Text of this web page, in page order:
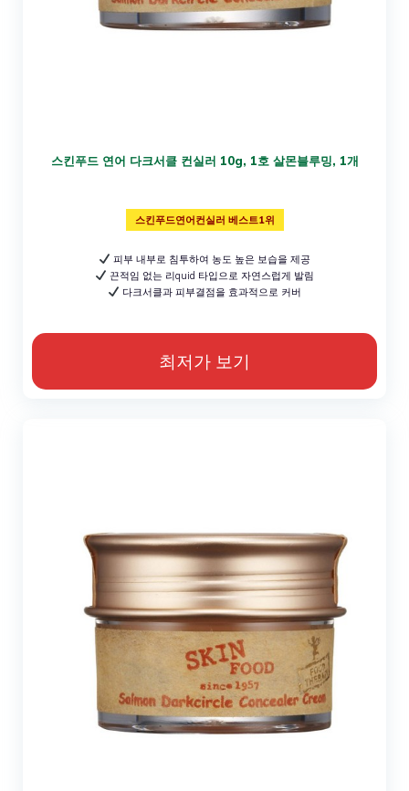
스킨푸드 연어 다크서클 컨실러 10g, 1호 살몬블루밍, 1개
스킨푸드연어컨실러 베스트1위
피부 내부로 침투하여 농도 높은 보습을 제공
끈적임 없는 리quid 타입으로 자연스럽게 발림
다크서클과 피부결점을 효과적으로 커버
최저가 보기